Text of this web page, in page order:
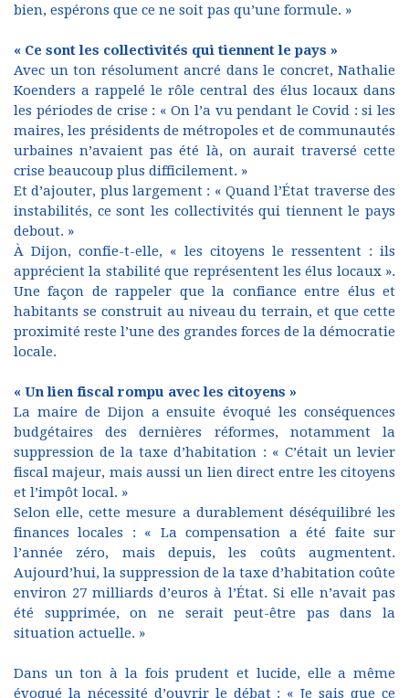
bien, espérons que ce ne soit pas qu’une formule. »
« Ce sont les collectivités qui tiennent le pays »
Avec un ton résolument ancré dans le concret, Nathalie
Koenders a rappelé le rôle central des élus locaux dans
les périodes de crise : « On l’a vu pendant le Covid : si les
maires, les présidents de métropoles et de communautés
urbaines n’avaient pas été là, on aurait traversé cette
crise beaucoup plus difficilement. »
Et d’ajouter, plus largement : « Quand l’État traverse des
instabilités, ce sont les collectivités qui tiennent le pays
debout. »
À Dijon, confie-t-elle, « les citoyens le ressentent : ils
apprécient la stabilité que représentent les élus locaux ».
Une façon de rappeler que la confiance entre élus et
habitants se construit au niveau du terrain, et que cette
proximité reste l’une des grandes forces de la démocratie
locale.
« Un lien fiscal rompu avec les citoyens »
La maire de Dijon a ensuite évoqué les conséquences
budgétaires des dernières réformes, notamment la
suppression de la taxe d’habitation : « C’était un levier
fiscal majeur, mais aussi un lien direct entre les citoyens
et l’impôt local. »
Selon elle, cette mesure a durablement déséquilibré les
finances locales : « La compensation a été faite sur
l’année zéro, mais depuis, les coûts augmentent.
Aujourd’hui, la suppression de la taxe d’habitation coûte
environ 27 milliards d’euros à l’État. Si elle n’avait pas
été supprimée, on ne serait peut-être pas dans la
situation actuelle. »
Dans un ton à la fois prudent et lucide, elle a même
évoqué la nécessité d’ouvrir le débat : « Je sais que ce